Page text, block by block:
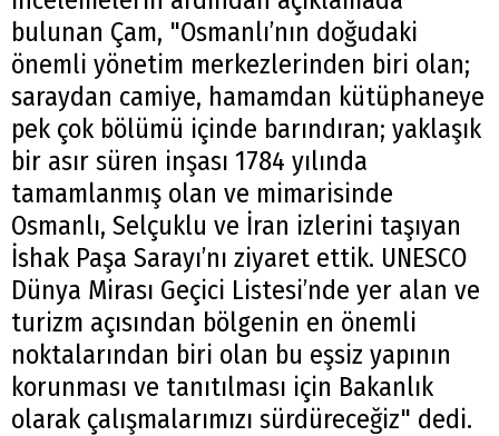
bulunan Çam, "Osmanlı’nın doğudaki
önemli yönetim merkezlerinden biri olan;
saraydan camiye, hamamdan kütüphaneye
pek çok bölümü içinde barındıran; yaklaşık
bir asır süren inşası 1784 yılında
tamamlanmış olan ve mimarisinde
Osmanlı, Selçuklu ve İran izlerini taşıyan
İshak Paşa Sarayı’nı ziyaret ettik. UNESCO
Dünya Mirası Geçici Listesi’nde yer alan ve
turizm açısından bölgenin en önemli
noktalarından biri olan bu eşsiz yapının
korunması ve tanıtılması için Bakanlık
olarak çalışmalarımızı sürdüreceğiz" dedi.